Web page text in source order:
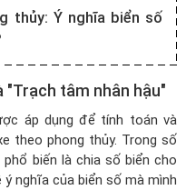
thủy: Ý nghĩa biển số
"Trạch tâm nhân hậu"
áp dụng để tính toán và
theo phong thủy. Trong số
biến là chia số biển cho
ý nghĩa của biển số mà mình